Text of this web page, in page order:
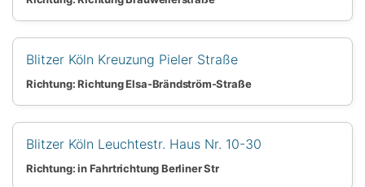
Blitzer Köln Kreuzung Pieler Straße
Richtung: Richtung Elsa-Brändström-Straße
Blitzer Köln Leuchtestr. Haus Nr. 10-30
Richtung: in Fahrtrichtung Berliner Str